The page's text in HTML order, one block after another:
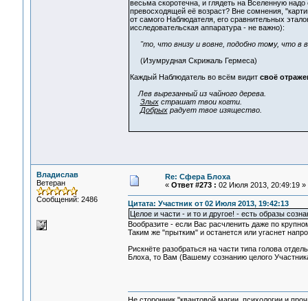
весьма скоротечна, и глядеть на Вселенную
превосходящей её возраст? Вне сомнения,
от самого Наблюдателя, его сравнительных
исследовательская аппаратура - не важно):
"то, что внизу и вовне, подобно тому, что в
(Изумрудная Скрижаль Гермеса)
Каждый Наблюдатель во всём видит своё
Лев вырезанный из чайного дерева.
Злыхстрашат твои когти.
Добрыхрадует твое изящество.
Владислав
Ветеран
Сообщений: 2486
Re: Сфера Блоха
« Ответ #273 : 02 Июля 2013, 20:49:19 »
Цитата: Участник от 02 Июля 2013, 19:42:13
Целое и части - и то и другое! - есть образы
Вообразите - если Вас расчленить даже по
Таким же "прытким" и останется или угаснет
Рискнёте разобраться на части типа голова
Блоха, то Вам (Вашему сознанию целого